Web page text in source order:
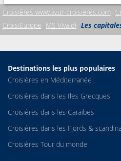
Croisières www.azur-croisieres.com
CroisiEurope MS Vivaldi Les
Destinations les plus populaires
Croisières en Méditerranée
Croisières dans les Iles Grecques
Croisières dans les Caraibes
Croisières dans les Fjords &
Croisières Tour du monde